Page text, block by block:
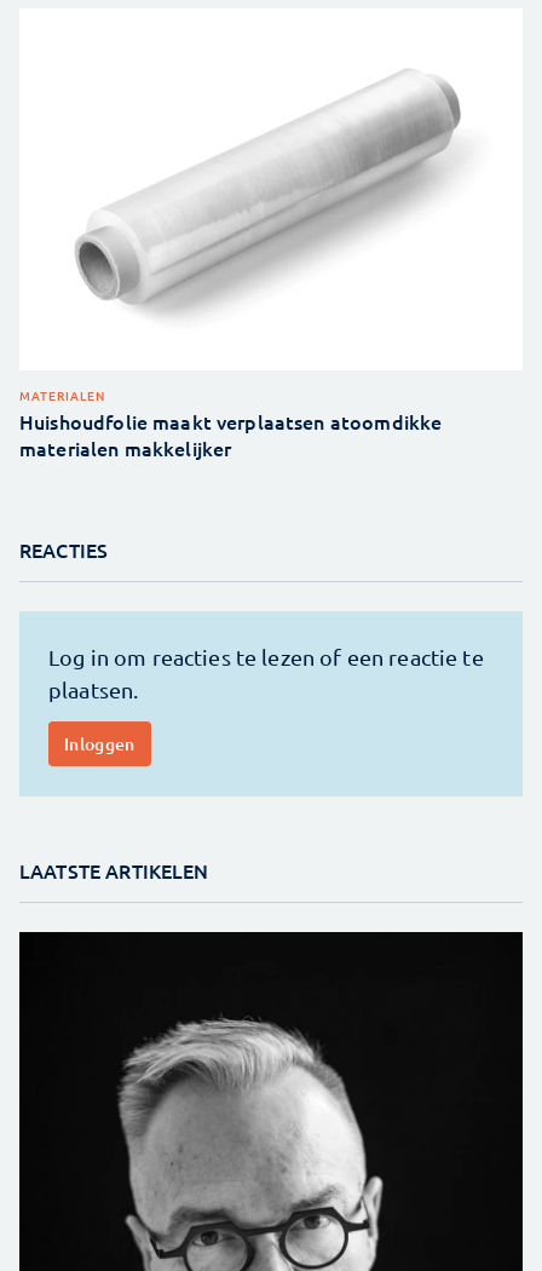
MATERIALEN
Huishoudfolie maakt verplaatsen atoomdikke
materialen makkelijker
REACTIES
LAATSTE ARTIKELEN